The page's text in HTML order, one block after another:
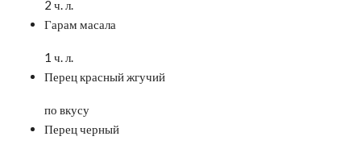
2 ч. л.
Гарам масала
1 ч. л.
Перец красный жгучий
по вкусу
Перец черный